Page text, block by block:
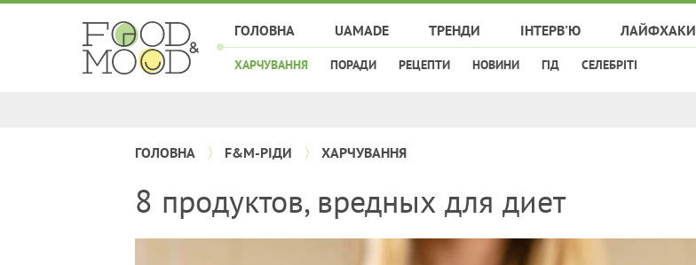
ГОЛОВНА UAMADE ТРЕНДИ ІНТЕРВ'Ю ЛАЙФХАКИ
ХАРЧУВАННЯ ПОРАДИ РЕЦЕПТИ НОВИНИ ГІД СЕЛЕБРІТІ
ГОЛОВНА F&M-РІДИ ХАРЧУВАННЯ
8 продуктов, вредных для диет